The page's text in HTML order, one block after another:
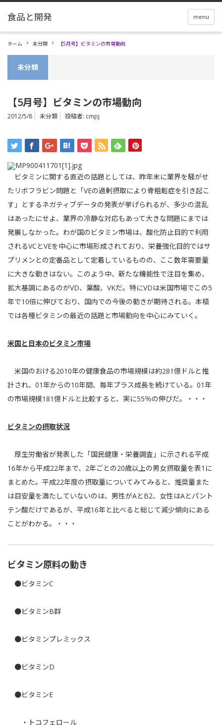
menu
ホーム 未分類 【5月号】ビタミンの市場動向
未分類
【5月号】ビタミンの市場動向
2012/5/8 未分類 投稿者: cmpj
ビタミンに関する直近の話題としては、昨年末に業界を騒がせ
たリボフラビン問題と「VEの過剰摂取により骨粗鬆症を引き起こ
す」とするネガティブデータの発表が挙げられるが、多少の混乱
はあったにせよ、業界の冷静な対応もあって大きな問題にまでは
発展しなかった。わが国のビタミン市場は、酸化防止目的で利用
されるVCとVEを中心に市場形成されており、栄養強化目的ではサ
プリメンとの定番品として定着しているものの、ここ数年需要量
に大きな動きはない。このよう中、新たな機能性で注目を集め、
拡大基調にあるのがVD、葉酸、VKだ。特にVDは米国市場でこの5
年で10倍に伸びており、国内での今後の動きが期待される。本稿
では各種ビタミンの最近の話題と市場動向を中心にみていく。
米国と日本のビタミン市場
米国のおける2010年の健康食品の市場規模は約281億ドルと推
計され、01年からの10年間、毎年プラス成長を続けている。01年
の市場規模181億ドルと比較すると、実に55％の伸びだ。・・・
ビタミンの摂取状況
厚生労働省が発表した「国民健康・栄養調査」に示される平成
16年から平成22年まで、2年ごとの20歳以上の男女摂取量を表1に
まとめた。平成22年度の摂取量についてみてみると、推奨量また
は目安量を満たしていないのは、男性がAとB2、女性はAとパント
テン酸だけであるが、平成16年と比べると総じて減少傾向にある
ことがわかる。・・・
ビタミン原料の動き
●ビタミンC
●ビタミンB群
●ビタミンプレミックス
●ビタミンD
●ビタミンE
・トコフェロール